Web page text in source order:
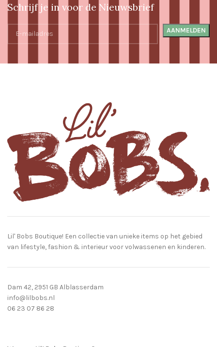
Schrijf je in voor de Nieuwsbrief
Lil' Bobs Boutique! Een collectie van unieke items op het gebied
van lifestyle, fashion & interieur voor volwassenen en kinderen.
Dam 42, 2951 GB Alblasserdam
info@lilbobs.nl
06 23 07 86 28